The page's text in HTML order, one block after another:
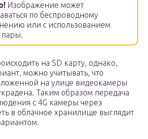
Изображение может
по беспроводному
или с использованием
пары.
на SD карту, однако,
можно учитывать, что
на улице видеокамеры
Таким образом передача
c 4G камеры через
в облачное хранилище выглядит